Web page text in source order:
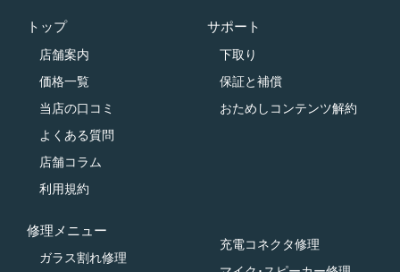
トップ
店舗案内
価格一覧
当店の口コミ
よくある質問
店舗コラム
利用規約
サポート
下取り
保証と補償
おためしコンテンツ解約
修理メニュー
ガラス割れ修理
充電コネクタ修理